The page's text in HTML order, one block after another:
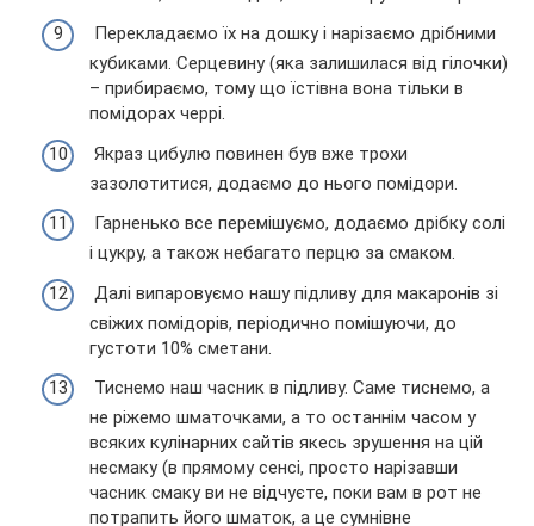
Перекладаємо їх на дошку і нарізаємо дрібними
кубиками. Серцевину (яка залишилася від гілочки)
– прибираємо, тому що їстівна вона тільки в
помідорах черрі.
Якраз цибулю повинен був вже трохи
зазолотитися, додаємо до нього помідори.
Гарненько все перемішуємо, додаємо дрібку солі
і цукру, а також небагато перцю за смаком.
Далі випаровуємо нашу підливу для макаронів зі
свіжих помідорів, періодично помішуючи, до
густоти 10% сметани.
Тиснемо наш часник в підливу. Саме тиснемо, а
не ріжемо шматочками, а то останнім часом у
всяких кулінарних сайтів якесь зрушення на цій
несмаку (в прямому сенсі, просто нарізавши
часник смаку ви не відчуєте, поки вам в рот не
потрапить його шматок, а це сумнівне